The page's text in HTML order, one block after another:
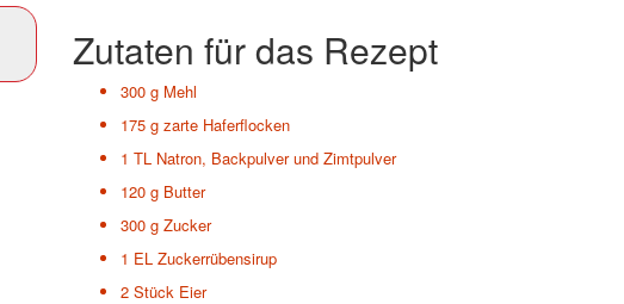
Zutaten für das Rezept
300 g Mehl
175 g zarte Haferflocken
1 TL Natron, Backpulver und Zimtpulver
120 g Butter
300 g Zucker
1 EL Zuckerrübensirup
2 Stück Eier